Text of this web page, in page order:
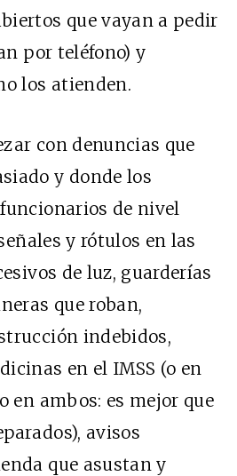
que vayan a pedir
por teléfono) y
los atienden.
con denuncias que
y donde los
de nivel
y rótulos en las
de luz, guarderías
que roban,
indebidos,
en el IMSS (o en
en ambos: es mejor que
avisos
que asustan y